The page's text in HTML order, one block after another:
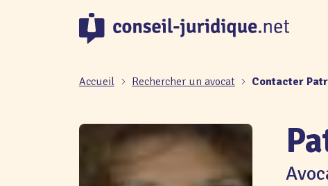
Accueil Rechercher un avocat Contacter